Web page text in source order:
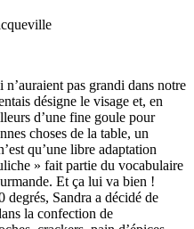
pas grandi dans notre
désigne le visage et, en
d’une fine goule pour
choses de la table, un
qu’une libre adaptation
» fait partie du vocabulaire
Et ça lui va bien !
Sandra a décidé de
la confection de